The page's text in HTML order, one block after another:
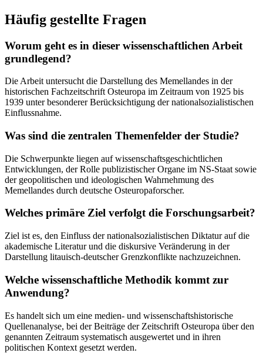
Häufig gestellte Fragen
Worum geht es in dieser wissenschaftlichen Arbeit
grundlegend?
Die Arbeit untersucht die Darstellung des Memellandes in der
historischen Fachzeitschrift Osteuropa im Zeitraum von 1925 bis
1939 unter besonderer Berücksichtigung der nationalsozialistischen
Einflussnahme.
Was sind die zentralen Themenfelder der Studie?
Die Schwerpunkte liegen auf wissenschaftsgeschichtlichen
Entwicklungen, der Rolle publizistischer Organe im NS-Staat sowie
der geopolitischen und ideologischen Wahrnehmung des
Memellandes durch deutsche Osteuropaforscher.
Welches primäre Ziel verfolgt die Forschungsarbeit?
Ziel ist es, den Einfluss der nationalsozialistischen Diktatur auf die
akademische Literatur und die diskursive Veränderung in der
Darstellung litauisch-deutscher Grenzkonflikte nachzuzeichnen.
Welche wissenschaftliche Methodik kommt zur
Anwendung?
Es handelt sich um eine medien- und wissenschaftshistorische
Quellenanalyse, bei der Beiträge der Zeitschrift Osteuropa über den
genannten Zeitraum systematisch ausgewertet und in ihren
politischen Kontext gesetzt werden.